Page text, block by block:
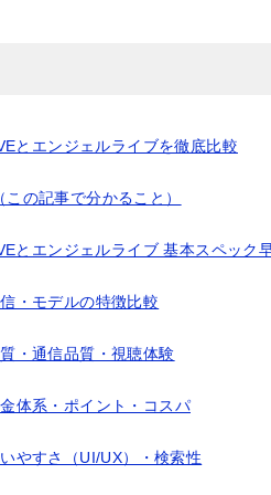
とエンジェルライブを徹底比較
この記事で分かること）
とエンジェルライブ 基本スペック
・モデルの特徴比較
・通信品質・視聴体験
体系・ポイント・コスパ
やすさ（UI/UX）・検索性